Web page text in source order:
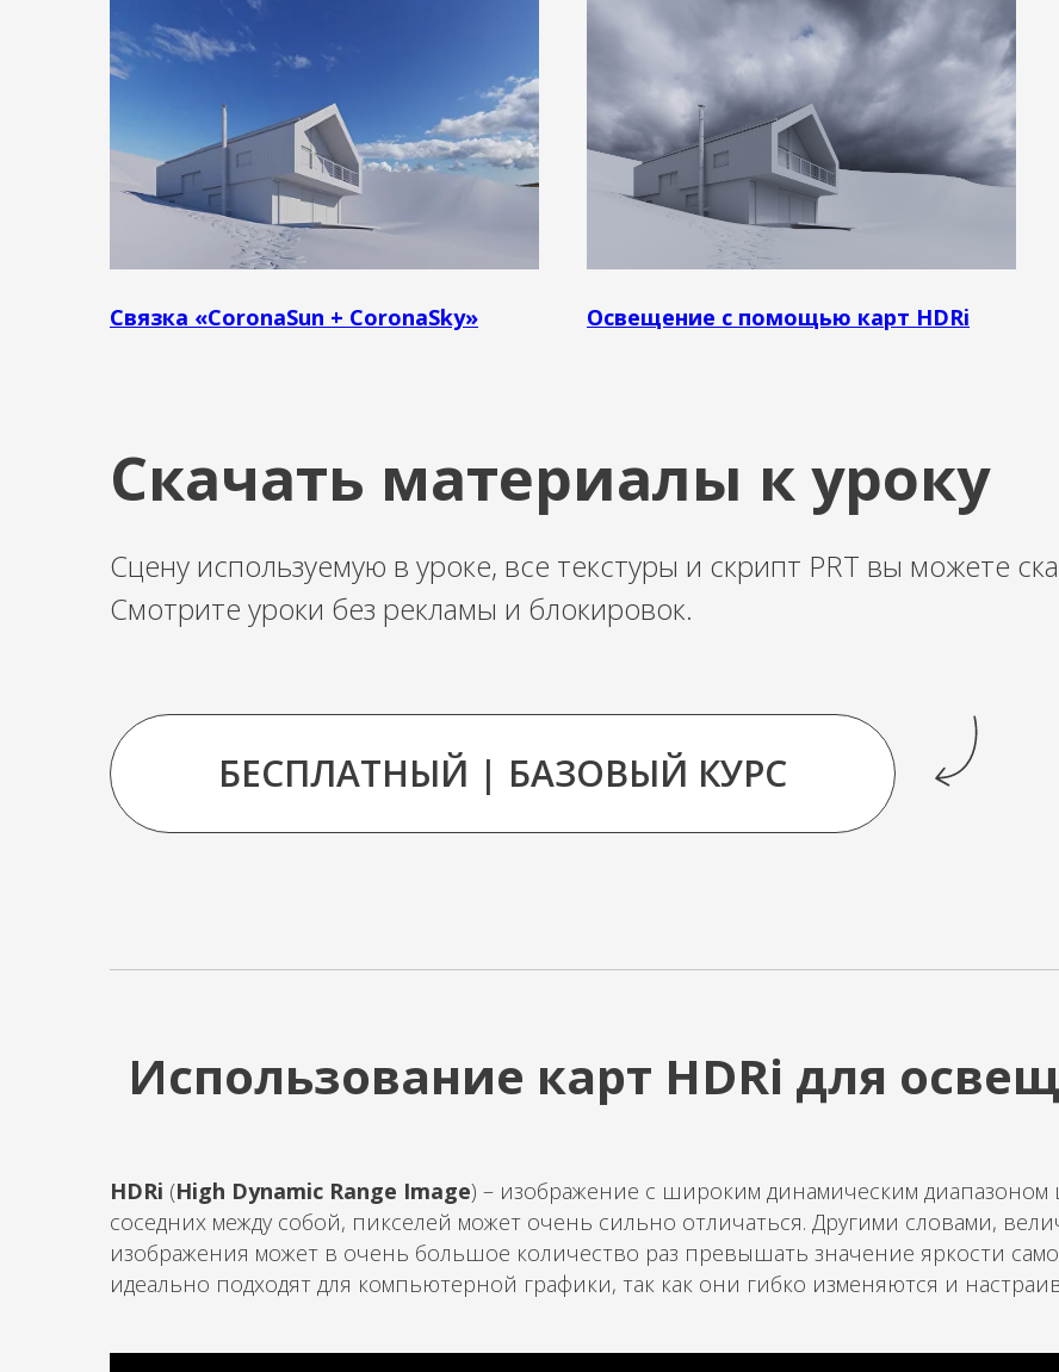
Связка «CoronaSun + CoronaSky» Освещение с помощью карт HDRi
Скачать материалы к уроку
Сцену используемую в уроке, все текстуры и скрипт PRT вы можете
Смотрите уроки без рекламы и блокировок.
БЕСПЛАТНЫЙ | БАЗОВЫЙ КУРС
Использование карт HDRi для
HDRi (High Dynamic Range Image) – изображение с широким динамическим диапазоном
соседних между собой, пикселей может очень сильно отличаться. Другими словами,
изображения может в очень большое количество раз превышать значение яркости
идеально подходят для компьютерной графики, так как они гибко изменяются и